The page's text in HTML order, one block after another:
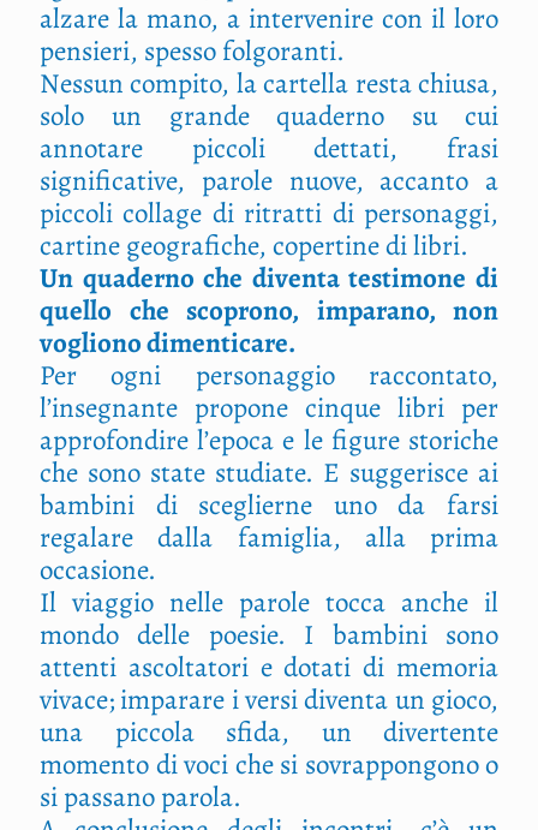
alzare la mano, a intervenire con il loro
pensieri, spesso folgoranti.
Nessun compito, la cartella resta chiusa,
solo un grande quaderno su cui
annotare piccoli dettati, frasi
significative, parole nuove, accanto a
piccoli collage di ritratti di personaggi,
cartine geografiche, copertine di libri.
Un quaderno che diventa testimone di
quello che scoprono, imparano, non
vogliono dimenticare.
Per ogni personaggio raccontato,
l’insegnante propone cinque libri per
approfondire l’epoca e le figure storiche
che sono state studiate. E suggerisce ai
bambini di sceglierne uno da farsi
regalare dalla famiglia, alla prima
occasione.
Il viaggio nelle parole tocca anche il
mondo delle poesie. I bambini sono
attenti ascoltatori e dotati di memoria
vivace; imparare i versi diventa un gioco,
una piccola sfida, un divertente
momento di voci che si sovrappongono o
si passano parola.